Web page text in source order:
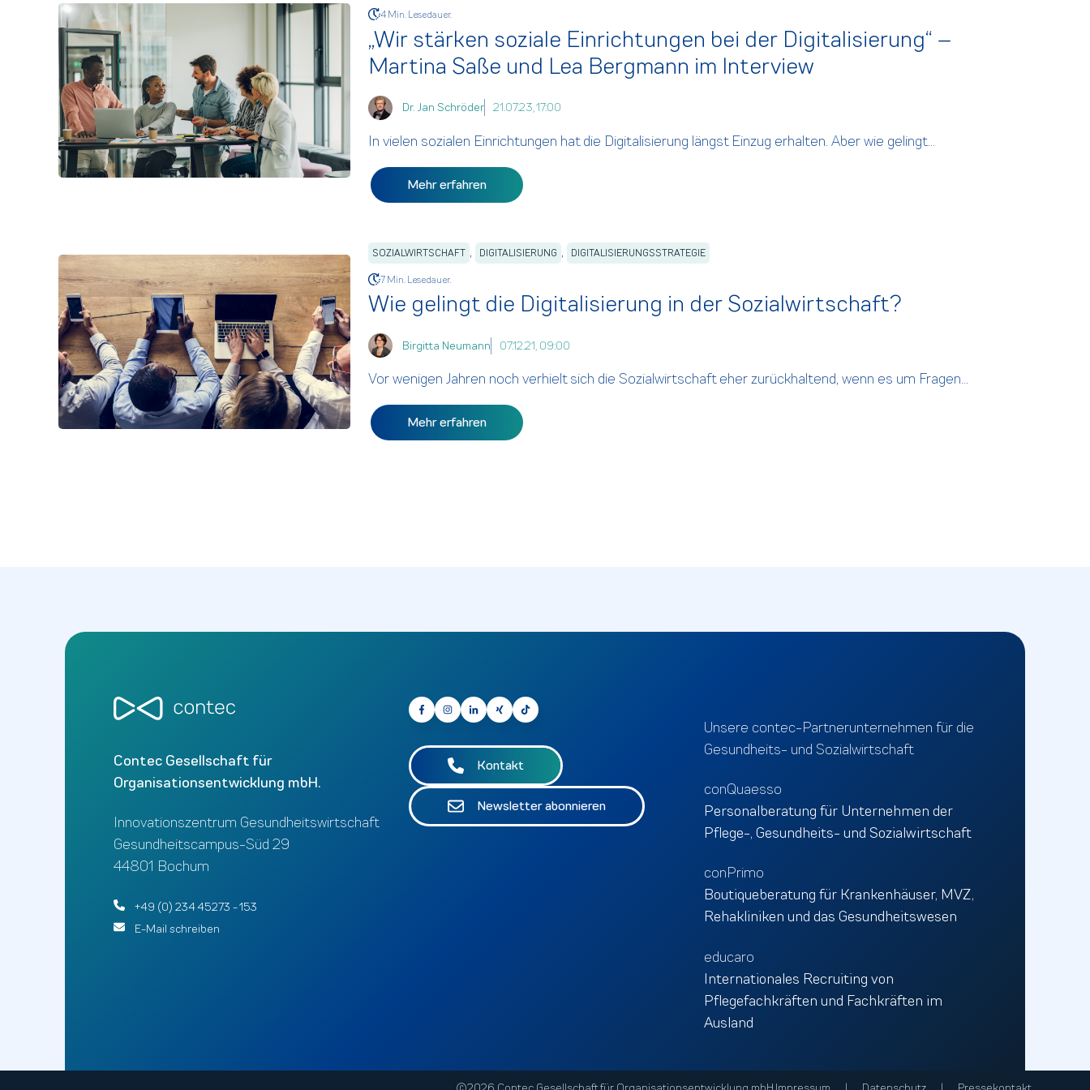
4 Min. Lesedauer.
„Wir stärken soziale Einrichtungen bei der Digitalisierung“ –
Martina Saße und Lea Bergmann im Interview
Dr. Jan Schröder 21.07.23, 17:00
In vielen sozialen Einrichtungen hat die Digitalisierung längst Einzug erhalten. Aber wie gelingt...
Mehr erfahren
SOZIALWIRTSCHAFT , DIGITALISIERUNG , DIGITALISIERUNGSSTRATEGIE
7 Min. Lesedauer.
Wie gelingt die Digitalisierung in der Sozialwirtschaft?
Birgitta Neumann 07.12.21, 09:00
Vor wenigen Jahren noch verhielt sich die Sozialwirtschaft eher zurückhaltend, wenn es um Fragen...
Mehr erfahren
Contec Gesellschaft für
Organisationsentwicklung mbH.
Innovationszentrum Gesundheitswirtschaft
Gesundheitscampus-Süd 29
44801 Bochum
+49 (0) 234 45273 - 153
E-Mail schreiben
Kontakt
Newsletter abonnieren
Unsere contec-Partnerunternehmen für die
Gesundheits- und Sozialwirtschaft
conQuaesso
Personalberatung für Unternehmen der
Pflege-, Gesundheits- und Sozialwirtschaft
conPrimo
Boutiqueberatung für Krankenhäuser, MVZ,
Rehakliniken und das Gesundheitswesen
educaro
Internationales Recruiting von
Pflegefachkräften und Fachkräften im
Ausland